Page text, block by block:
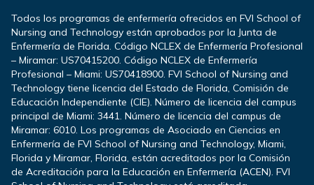
Todos los programas de enfermería ofrecidos en FVI School of
Nursing and Technology están aprobados por la Junta de
Enfermería de Florida. Código NCLEX de Enfermería Profesional
– Miramar: US70415200. Código NCLEX de Enfermería
Profesional – Miami: US70418900. FVI School of Nursing and
Technology tiene licencia del Estado de Florida, Comisión de
Educación Independiente (CIE). Número de licencia del campus
principal de Miami: 3441. Número de licencia del campus de
Miramar: 6010. Los programas de Asociado en Ciencias en
Enfermería de FVI School of Nursing and Technology, Miami,
Florida y Miramar, Florida, están acreditados por la Comisión
de Acreditación para la Educación en Enfermería (ACEN). FVI